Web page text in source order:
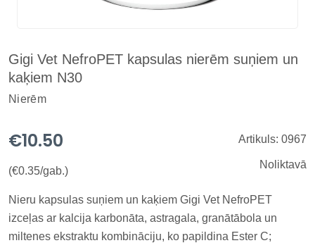
Gigi Vet NefroPET kapsulas nierēm suņiem un
kaķiem N30
Nierēm
€10.50
(€0.35/gab.)
Artikuls: 0967
Noliktavā
Nieru kapsulas suņiem un kaķiem Gigi Vet NefroPET
izceļas ar kalcija karbonāta, astragala, granātābola un
miltenes ekstraktu kombināciju, ko papildina Ester C;